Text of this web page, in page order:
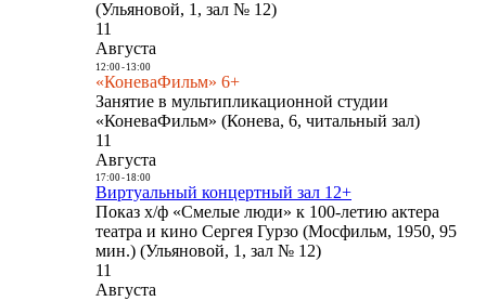
(Ульяновой, 1, зал № 12)
11
Августа
12:00- 13:00
«КоневаФильм» 6+
Занятие в мультипликационной студии
«КоневаФильм» (Конева, 6, читальный зал)
11
Августа
17:00- 18:00
Виртуальный концертный зал 12+
Показ х/ф «Смелые люди» к 100-летию актера
театра и кино Сергея Гурзо (Мосфильм, 1950, 95
мин.) (Ульяновой, 1, зал № 12)
11
Августа